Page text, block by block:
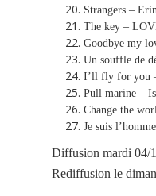
Strangers –
The key –
Goodbye my
Un souffle de
I’ll fly for you
Pull marine –
Change the
Je suis
Diffusion mardi 04/
Rediffusion le